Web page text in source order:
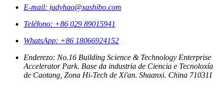
E-mail: judyhao@xashibo.com
Teléfono: +86 029 89015941
WhatsApp: +86 18066924152
Enderezo: No.16 Building Science & Technology Enterprise
Accelerator Park. Base da industria de Ciencia e Tecnoloxía
de Caotang, Zona Hi-Tech de Xi'an. Shaanxi. China 710311